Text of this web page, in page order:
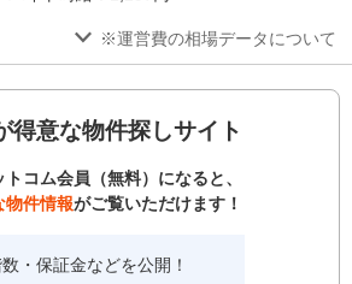
※運営費の相場データについて
得意な物件探しサイト
コム会員（無料）になると、
物件情報がご覧いただけます！
・保証金などを公開！